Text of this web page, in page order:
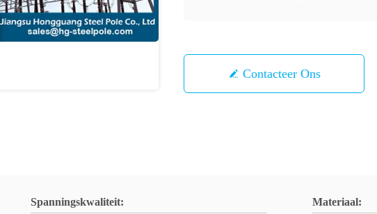
Contacteer Ons
Spanningskwaliteit: Materiaal: